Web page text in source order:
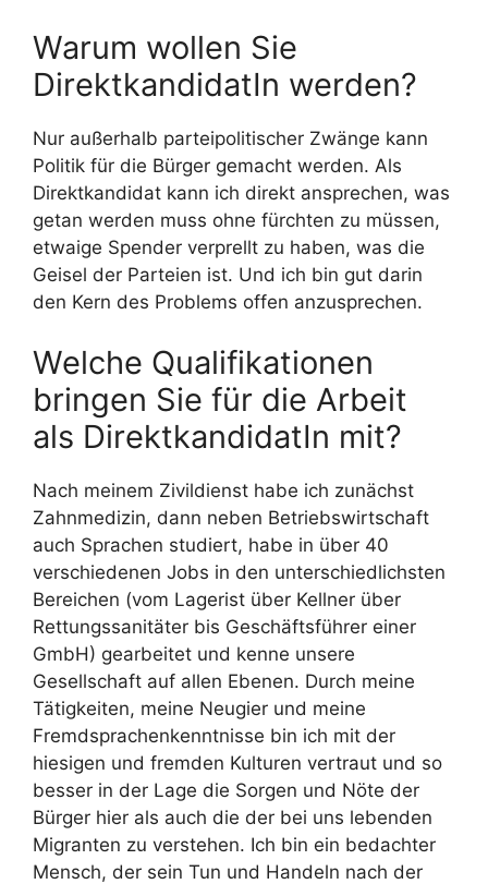
Warum wollen Sie
DirektkandidatIn werden?
Nur außerhalb parteipolitischer Zwänge kann
Politik für die Bürger gemacht werden. Als
Direktkandidat kann ich direkt ansprechen, was
getan werden muss ohne fürchten zu müssen,
etwaige Spender verprellt zu haben, was die
Geisel der Parteien ist. Und ich bin gut darin
den Kern des Problems offen anzusprechen.
Welche Qualifikationen
bringen Sie für die Arbeit
als DirektkandidatIn mit?
Nach meinem Zivildienst habe ich zunächst
Zahnmedizin, dann neben Betriebswirtschaft
auch Sprachen studiert, habe in über 40
verschiedenen Jobs in den unterschiedlichsten
Bereichen (vom Lagerist über Kellner über
Rettungssanitäter bis Geschäftsführer einer
GmbH) gearbeitet und kenne unsere
Gesellschaft auf allen Ebenen. Durch meine
Tätigkeiten, meine Neugier und meine
Fremdsprachenkenntnisse bin ich mit der
hiesigen und fremden Kulturen vertraut und so
besser in der Lage die Sorgen und Nöte der
Bürger hier als auch die der bei uns lebenden
Migranten zu verstehen. Ich bin ein bedachter
Mensch, der sein Tun und Handeln nach der